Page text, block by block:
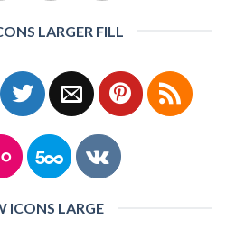
LARGER FILL
ICONS LARGE